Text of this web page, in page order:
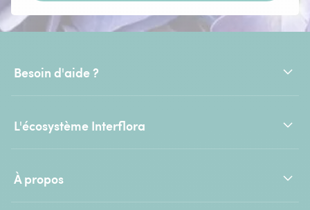
Besoin d'aide ?
L'écosystème Interflora
À propos